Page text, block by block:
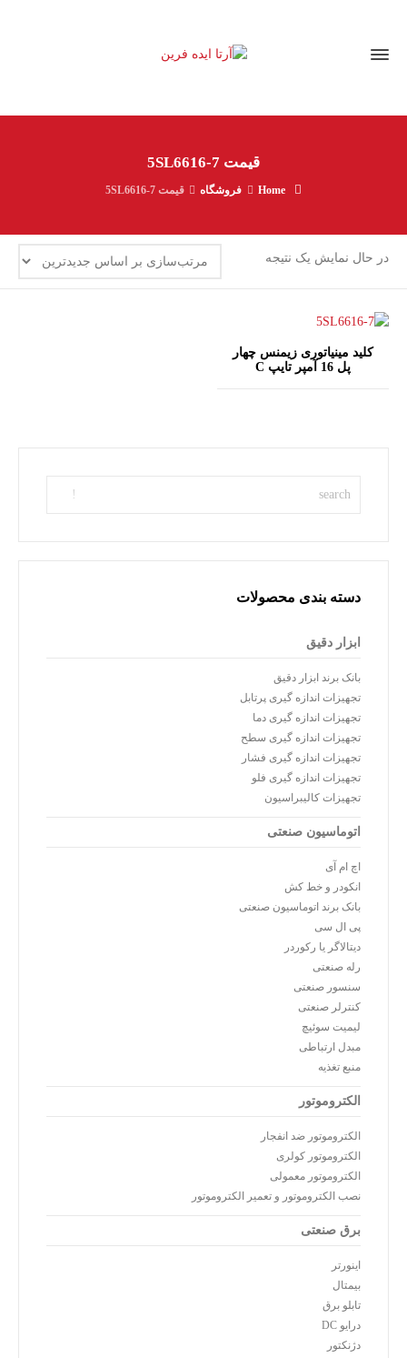
قیمت 5SL6616-7
Home فروشگاه قیمت 5SL6616-7
در حال نمایش یک نتیجه
کلید مینیاتوری زیمنس چهار
پل 16 آمپر تایپ C
دسته بندی محصولات
ابزار دقیق
بانک برند ابزار دقیق
تجهیزات اندازه گیری پرتابل
تجهیزات اندازه گیری دما
تجهیزات اندازه گیری سطح
تجهیزات اندازه گیری فشار
تجهیزات اندازه گیری فلو
تجهیزات کالیبراسیون
اتوماسیون صنعتی
اچ ام آی
انکودر و خط کش
بانک برند اتوماسیون صنعتی
پی ال سی
دیتالاگر یا رکوردر
رله صنعتی
سنسور صنعتی
کنترلر صنعتی
لیمیت سوئیچ
مبدل ارتباطی
منبع تغذیه
الکتروموتور
الکتروموتور ضد انفجار
الکتروموتور کولری
الکتروموتور معمولی
نصب الکتروموتور و تعمیر الکتروموتور
برق صنعتی
اینورتر
بیمتال
تابلو برق
درایو DC
دژنکتور